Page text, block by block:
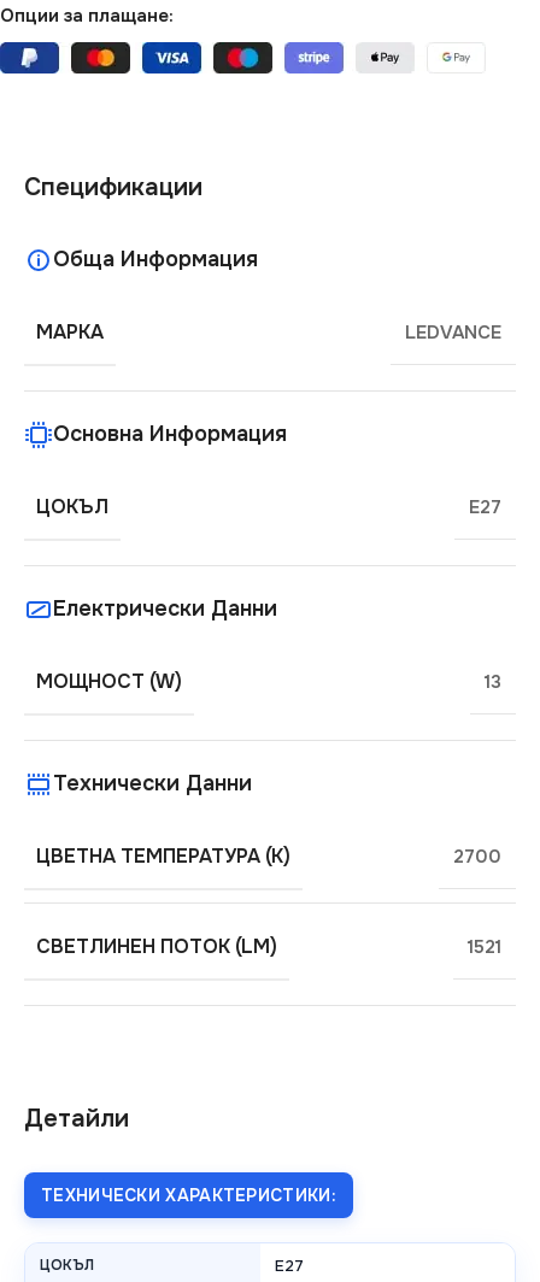
Опции за плащане:
Детайли
ТЕХНИЧЕСКИ ХАРАКТЕРИСТИКИ:
ЦОКЪЛ E27
Спецификации
Обща Информация
МАРКА LEDVANCE
Основна Информация
ЦОКЪЛ E27
Електрически Данни
МОЩНОСТ (W) 13
Технически Данни
ЦВЕТНА ТЕМПЕРАТУРА (K) 2700
СВЕТЛИНЕН ПОТОК (LM) 1521